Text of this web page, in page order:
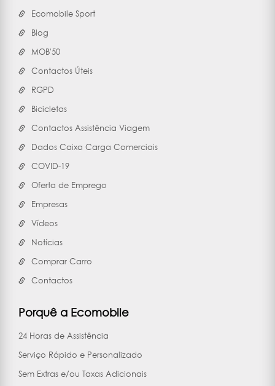
Ecomobile Sport
Blog
MOB'50
Contactos Úteis
RGPD
Bicicletas
Contactos Assistência Viagem
Dados Caixa Carga Comerciais
COVID-19
Oferta de Emprego
Empresas
Vídeos
Notícias
Comprar Carro
Contactos
Porquê a Ecomobile
24 Horas de Assistência
Serviço Rápido e Personalizado
Sem Extras e/ou Taxas Adicionais